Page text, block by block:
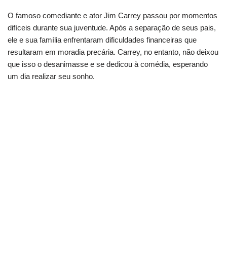
O famoso comediante e ator Jim Carrey passou por momentos
difíceis durante sua juventude. Após a separação de seus pais,
ele e sua família enfrentaram dificuldades financeiras que
resultaram em moradia precária. Carrey, no entanto, não deixou
que isso o desanimasse e se dedicou à comédia, esperando
um dia realizar seu sonho.